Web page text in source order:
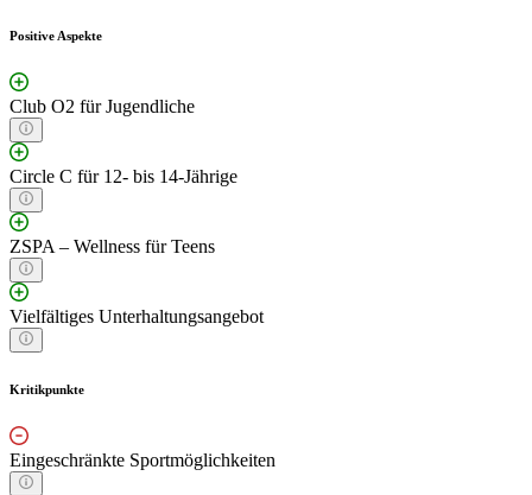
Positive Aspekte
Club O2 für Jugendliche
Circle C für 12- bis 14-Jährige
ZSPA – Wellness für Teens
Vielfältiges Unterhaltungsangebot
Kritikpunkte
Eingeschränkte Sportmöglichkeiten